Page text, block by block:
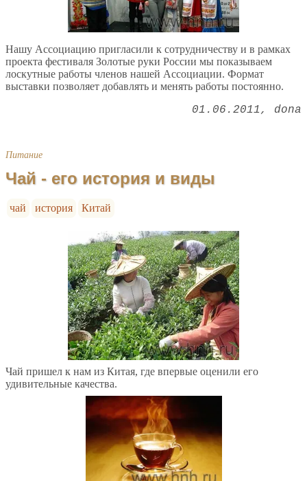
Нашу Ассоциацию пригласили к сотрудничеству и в рамках
проекта фестиваля Золотые руки России мы показываем
лоскутные работы членов нашей Ассоциации. Формат
выставки позволяет добавлять и менять работы постоянно.
01.06.2011 dona
Питание
Чай - его история и виды
чай история Китай
Чай пришел к нам из Китая, где впервые оценили его
удивительные качества.